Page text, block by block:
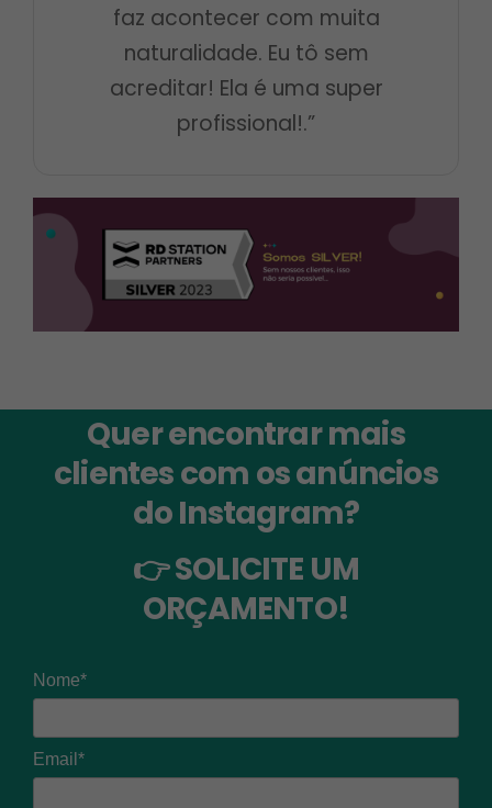
faz acontecer com muita
naturalidade. Eu tô sem
acreditar! Ela é uma super
profissional!.”
Quer encontrar mais
clientes com os anúncios
do Instagram?
👉 SOLICITE UM
ORÇAMENTO!
Nome*
Email*